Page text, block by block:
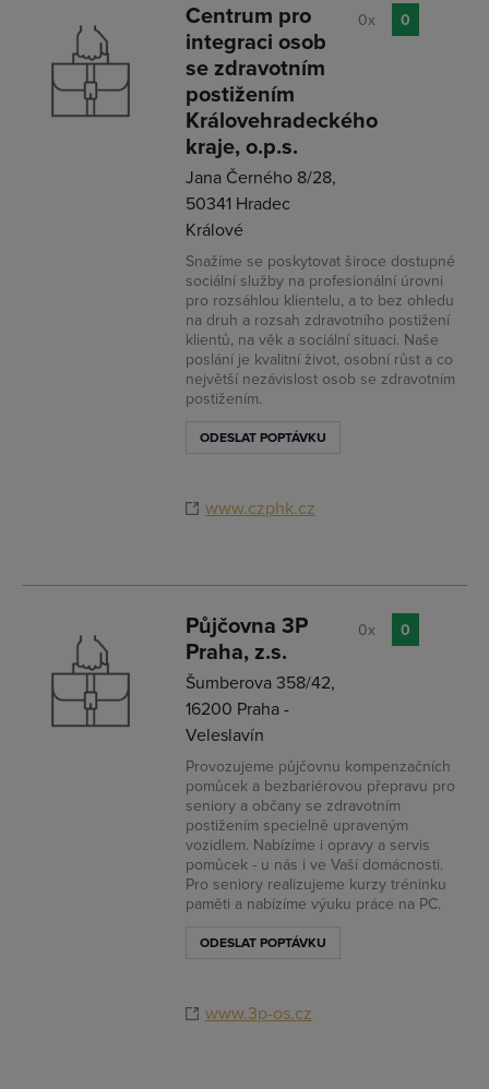
Centrum pro
integraci osob
se zdravotním
postižením
Královehradeckého
kraje, o.p.s.
Jana Černého 8/28,
50341 Hradec
Králové
Snažíme se poskytovat široce dostupné
sociální služby na profesionální úrovni
pro rozsáhlou klientelu, a to bez ohledu
na druh a rozsah zdravotního postižení
klientů, na věk a sociální situaci. Naše
poslání je kvalitní život, osobní růst a co
největší nezávislost osob se zdravotním
postižením.
ODESLAT POPTÁVKU
www.czphk.cz
0x 0
Půjčovna 3P
Praha, z.s.
Šumberova 358/42,
16200 Praha -
Veleslavín
Provozujeme půjčovnu kompenzačních
pomůcek a bezbariérovou přepravu pro
seniory a občany se zdravotním
postižením specielně upraveným
vozidlem. Nabízíme i opravy a servis
pomůcek - u nás i ve Vaší domácnosti.
Pro seniory realizujeme kurzy tréninku
paměti a nabízíme výuku práce na PC.
ODESLAT POPTÁVKU
www.3p-os.cz
0x 0